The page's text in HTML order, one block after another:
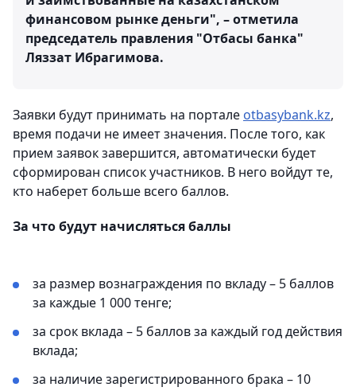
финансовом рынке деньги", – отметила
председатель правления "Отбасы банка"
Ляззат Ибрагимова.
Заявки будут принимать на портале otbasybank.kz,
время подачи не имеет значения. После того, как
прием заявок завершится, автоматически будет
сформирован список участников. В него войдут те,
кто наберет больше всего баллов.
За что будут начисляться баллы
за размер вознаграждения по вкладу – 5 баллов
за каждые 1 000 тенге;
за срок вклада – 5 баллов за каждый год действия
вклада;
за наличие зарегистрированного брака – 10